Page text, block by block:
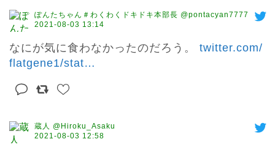
ぽんたちゃん＃わくわくドキドキ本部長 @pontacyan7777
2021-08-03 13:14
なにが気に食わなかったのだろう。 twitter.com/
flatgene1/stat…
蔵人 @Hiroku_Asaku
2021-08-03 12:58